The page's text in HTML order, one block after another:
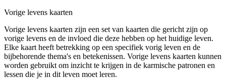
Vorige levens kaarten
Vorige levens kaarten zijn een set van kaarten die gericht zijn op
vorige levens en de invloed die deze hebben op het huidige leven.
Elke kaart heeft betrekking op een specifiek vorig leven en de
bijbehorende thema's en betekenissen. Vorige levens kaarten kunnen
worden gebruikt om inzicht te krijgen in de karmische patronen en
lessen die je in dit leven moet leren.